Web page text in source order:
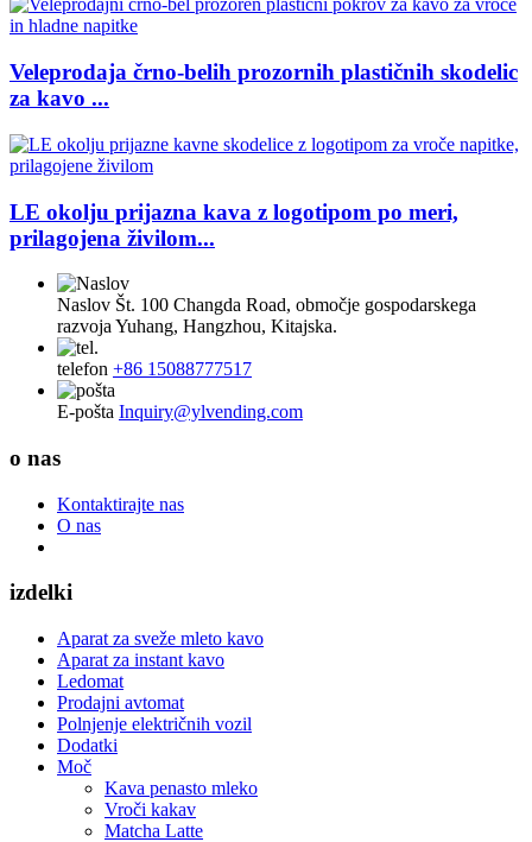
Veleprodaja črno-belih prozornih plastičnih skodelic
za kavo ...
LE okolju prijazna kava z logotipom po meri,
prilagojena živilom...
Naslov Št. 100 Changda Road, območje gospodarskega
razvoja Yuhang, Hangzhou, Kitajska.
telefon +86 15088777517
E-pošta Inquiry@ylvending.com
o nas
Kontaktirajte nas
O nas
izdelki
Aparat za sveže mleto kavo
Aparat za instant kavo
Ledomat
Prodajni avtomat
Polnjenje električnih vozil
Dodatki
Moč
Kava penasto mleko
Vroči kakav
Matcha Latte